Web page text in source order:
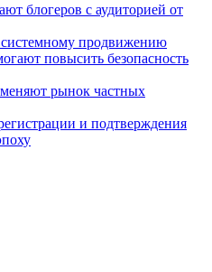
блогеров с аудиторией от
системному продвижению
повысить безопасность
рынок частных
и подтверждения